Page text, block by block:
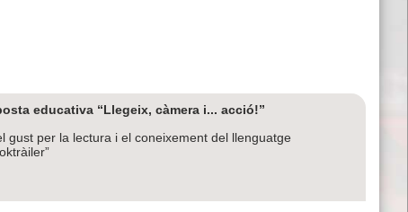
educativa “Llegeix, càmera i... acció!”
gust per la lectura i el coneixement del llenguatge